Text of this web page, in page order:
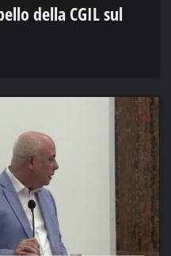
della CGIL sul